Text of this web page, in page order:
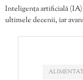
Inteligența artificială
ultimele decenii, iar